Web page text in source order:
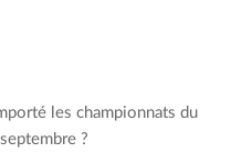
Darcis</span>
les championnats du
?